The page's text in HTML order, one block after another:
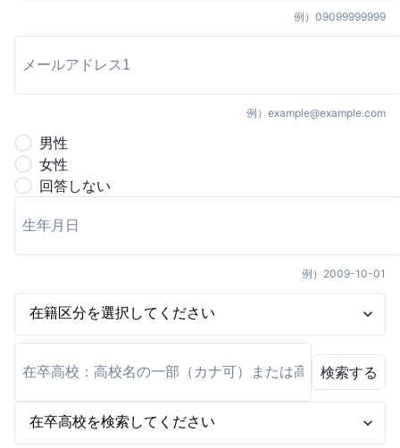
例） 09099999999
例） example@example.com
男性
女性
回答しない
例） 2009-10-01
検索する